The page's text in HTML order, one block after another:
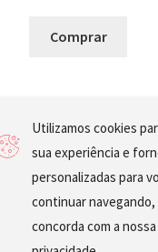
Comprar
Utilizamos cookies
sua experiência e
personalizadas para
continuar navegando,
concorda com a nossa